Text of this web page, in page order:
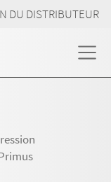
DU DISTRIBUTEUR